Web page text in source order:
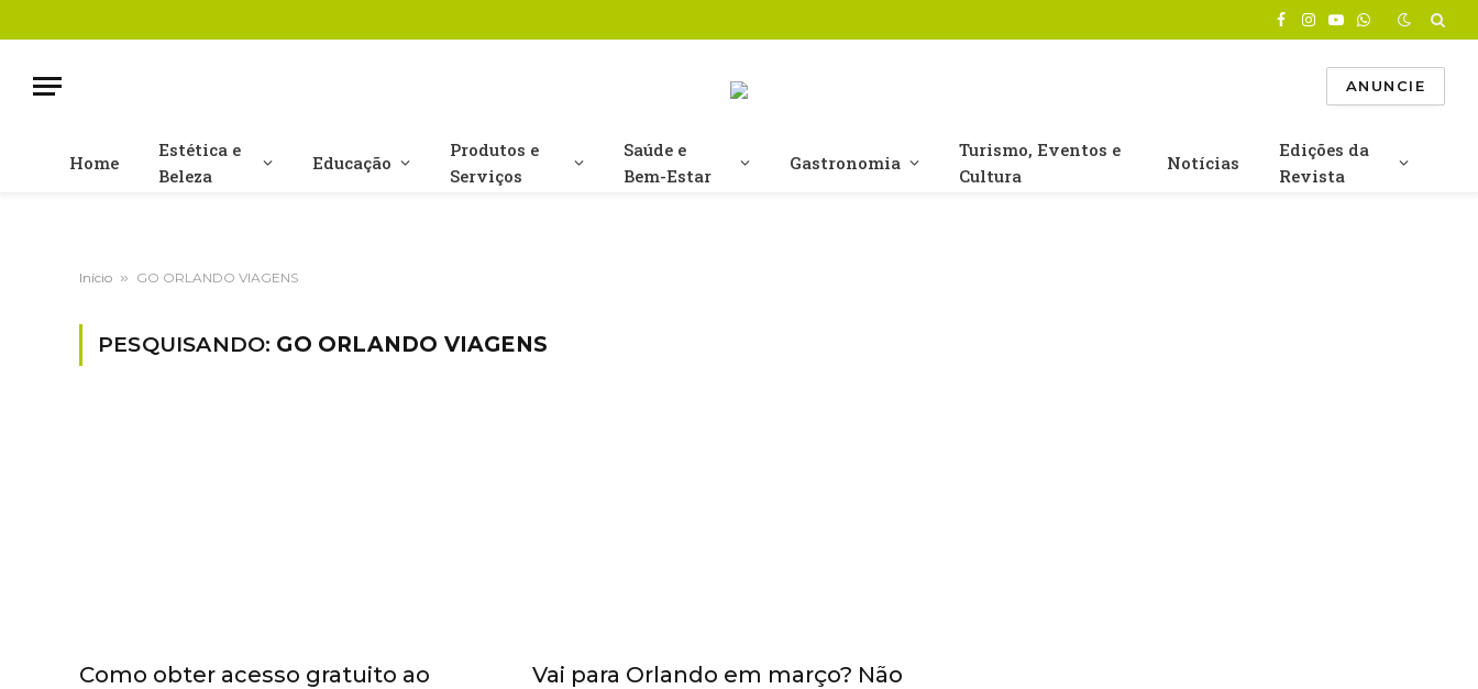
Facebook
Instagram
YouTube
WhatsApp
ANUNCIE
Home
Estética e
Beleza
Educação
Produtos e
Serviços
Saúde e
Bem-Estar
Gastronomia
Turismo, Eventos e
Cultura
Notícias
Edições da
Revista
Início » GO ORLANDO VIAGENS
PESQUISANDO: GO ORLANDO VIAGENS
Como obter acesso gratuito ao
Vai para Orlando em março? Não